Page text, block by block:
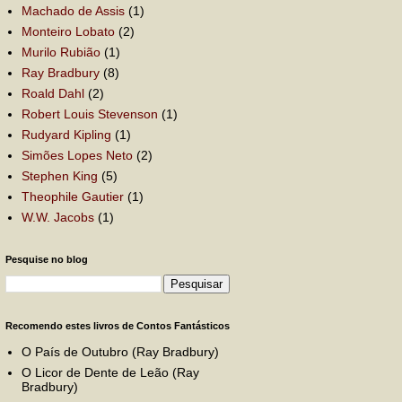
Machado de Assis (1)
Monteiro Lobato (2)
Murilo Rubião (1)
Ray Bradbury (8)
Roald Dahl (2)
Robert Louis Stevenson (1)
Rudyard Kipling (1)
Simões Lopes Neto (2)
Stephen King (5)
Theophile Gautier (1)
W.W. Jacobs (1)
Pesquise no blog
Recomendo estes livros de Contos Fantásticos
O País de Outubro (Ray Bradbury)
O Licor de Dente de Leão (Ray
Bradbury)